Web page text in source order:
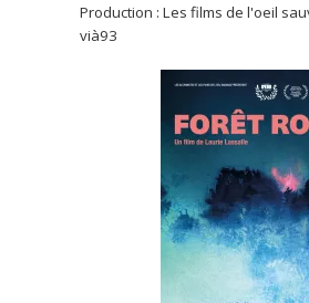
Production : Les films de l'oeil
vià93